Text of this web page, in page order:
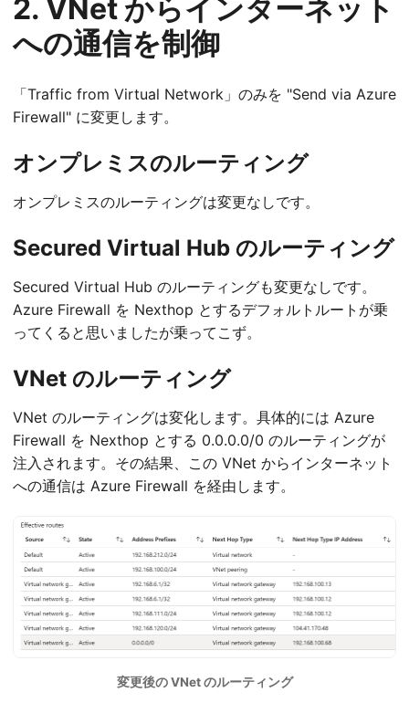
2. VNet からインターネット
への通信を制御
「Traffic from Virtual Network」のみを "Send via Azure
Firewall" に変更します。
オンプレミスのルーティング
オンプレミスのルーティングは変更なしです。
Secured Virtual Hub のルーティング
Secured Virtual Hub のルーティングも変更なしです。
Azure Firewall を Nexthop とするデフォルトルートが乗
ってくると思いましたが乗ってこず。
VNet のルーティング
VNet のルーティングは変化します。具体的には Azure
Firewall を Nexthop とする 0.0.0.0/0 のルーティングが
注入されます。その結果、この VNet からインターネット
への通信は Azure Firewall を経由します。
変更後の VNet のルーティング